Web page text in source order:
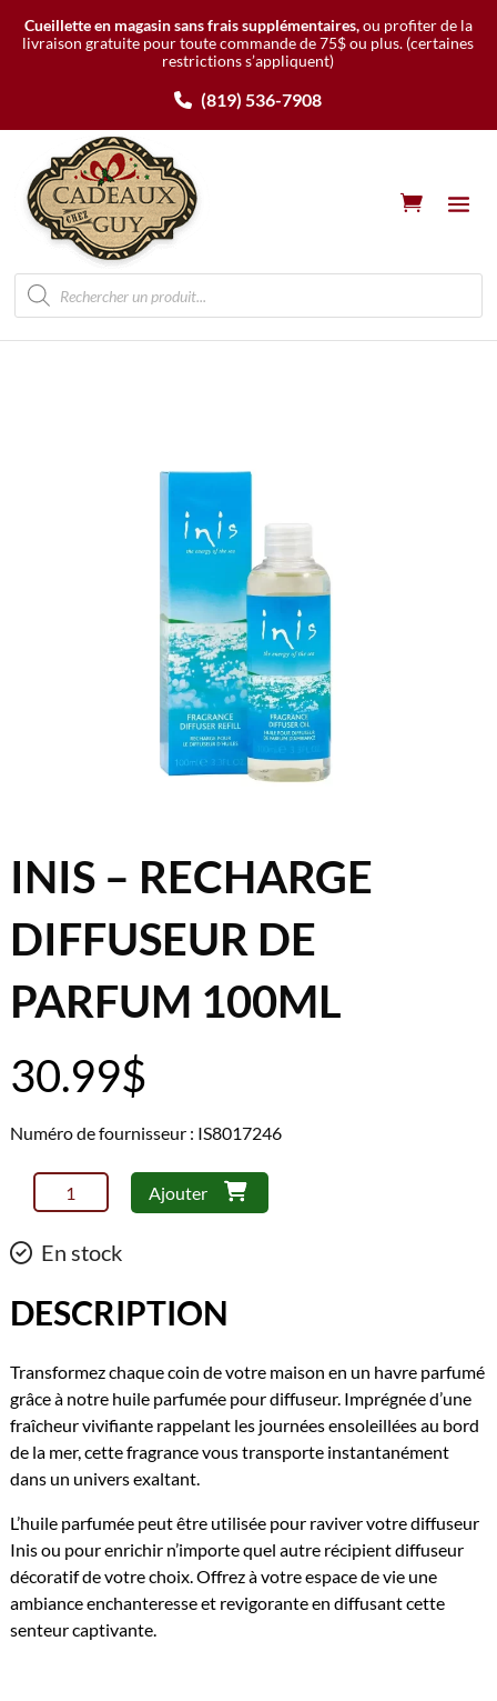
Cueillette en magasin sans frais supplémentaires,ou profiter de la
livraison gratuite pour toute commande de 75$ ou plus. (certaines
restrictions s’appliquent)
(819) 536-7908
Recherche
de
produits
INIS – RECHARGE
DIFFUSEUR DE
PARFUM 100ML
30.99$
Numéro de fournisseur : IS8017246
quantité
de
diffuseur
parfum
100ml
Ajouter
En stock
DESCRIPTION
Transformez chaque coin de votre maison en un havre parfumé
grâce à notre huile parfumée pour diffuseur. Imprégnée d’une
fraîcheur vivifiante rappelant les journées ensoleillées au bord
de la mer, cette fragrance vous transporte instantanément
dans un univers exaltant.
L’huile parfumée peut être utilisée pour raviver votre diffuseur
Inis ou pour enrichir n’importe quel autre récipient diffuseur
décoratif de votre choix. Offrez à votre espace de vie une
ambiance enchanteresse et revigorante en diffusant cette
senteur captivante.